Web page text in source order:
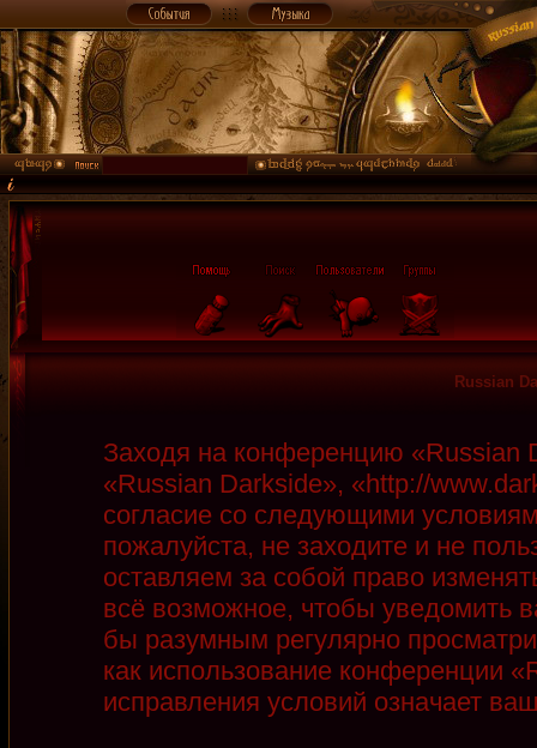
Russian
Заходя на конференцию
«Russian Darkside», «http://
согласие со следующими
пожалуйста, не заходите и не
оставляем за собой право
всё возможное, чтобы уведомить
бы разумным регулярно
как использование конференции
исправления условий означает